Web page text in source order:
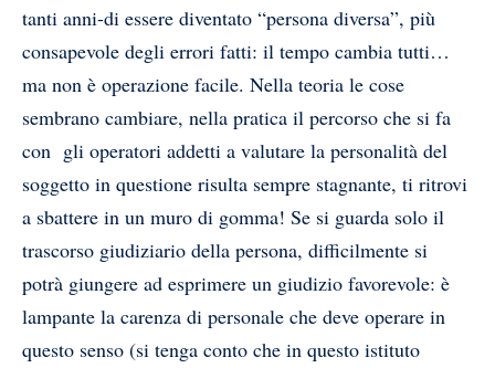
tanti anni-di essere diventato “persona diversa”, più
consapevole degli errori fatti: il tempo cambia tutti…
ma non è operazione facile. Nella teoria le cose
sembrano cambiare, nella pratica il percorso che si fa
con gli operatori addetti a valutare la personalità del
soggetto in questione risulta sempre stagnante, ti ritrovi
a sbattere in un muro di gomma! Se si guarda solo il
trascorso giudiziario della persona, difficilmente si
potrà giungere ad esprimere un giudizio favorevole: è
lampante la carenza di personale che deve operare in
questo senso (si tenga conto che in questo istituto